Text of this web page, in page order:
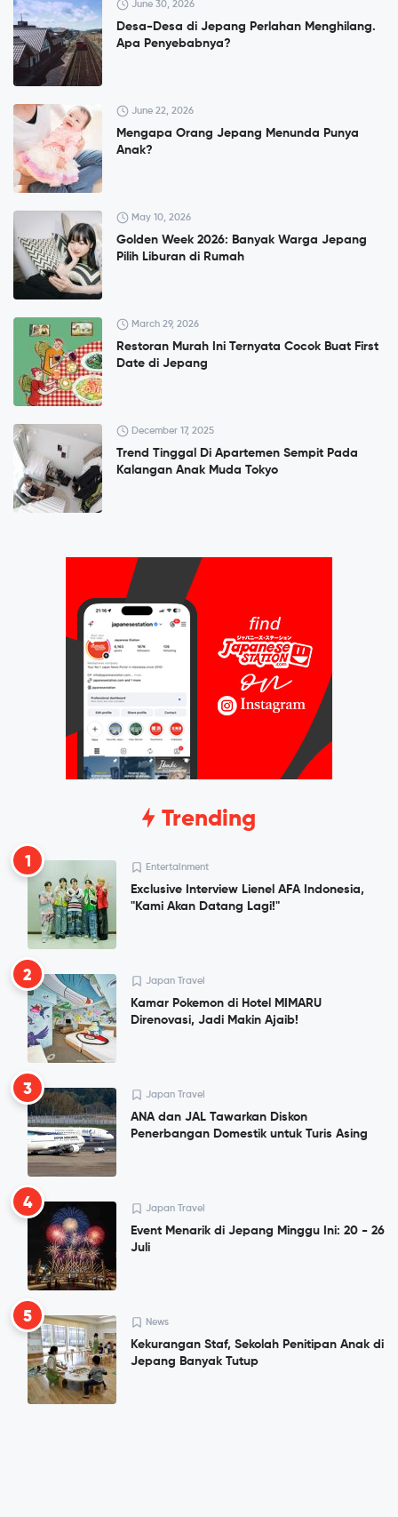
June 30, 2026
Desa-Desa di Jepang Perlahan Menghilang.
Apa Penyebabnya?
June 22, 2026
Mengapa Orang Jepang Menunda Punya
Anak?
May 10, 2026
Golden Week 2026: Banyak Warga Jepang
Pilih Liburan di Rumah
March 29, 2026
Restoran Murah Ini Ternyata Cocok Buat First
Date di Jepang
December 17, 2025
Trend Tinggal Di Apartemen Sempit Pada
Kalangan Anak Muda Tokyo
Trending
1 Entertainment
Exclusive Interview Lienel AFA Indonesia,
"Kami Akan Datang Lagi!"
2 Japan Travel
Kamar Pokemon di Hotel MIMARU
Direnovasi, Jadi Makin Ajaib!
3 Japan Travel
ANA dan JAL Tawarkan Diskon
Penerbangan Domestik untuk Turis Asing
4 Japan Travel
Event Menarik di Jepang Minggu Ini: 20 - 26
Juli
5 News
Kekurangan Staf, Sekolah Penitipan Anak di
Jepang Banyak Tutup